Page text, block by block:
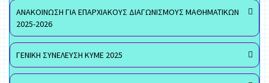
ΑΝΑΚΟΙΝΩΣΗ ΓΙΑ ΕΠΑΡΧΙΑΚΟΥΣ ΔΙΑΓΩΝΙΣΜΟΥΣ ΜΑΘΗΜΑΤΙΚΩΝ
2025-2026
ΓΕΝΙΚΗ ΣΥΝΕΛΕΥΣΗ ΚΥΜΕ 2025